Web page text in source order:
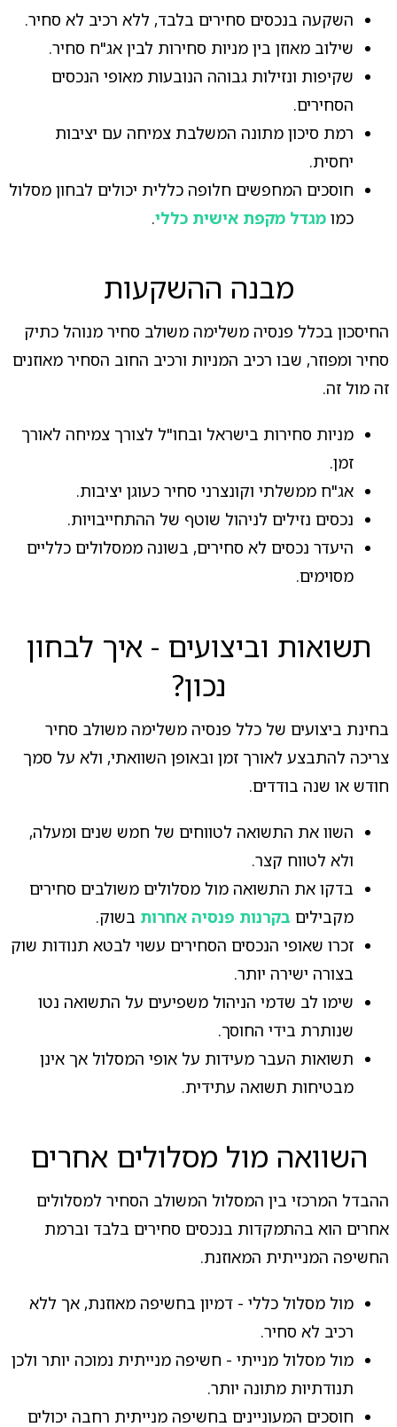
השקעה בנכסים סחירים בלבד, ללא רכיב לא סחיר.
שילוב מאוזן בין מניות סחירות לבין אג"ח סחיר.
שקיפות ונזילות גבוהה הנובעות מאופי הנכסים
הסחירים.
רמת סיכון מתונה המשלבת צמיחה עם יציבות
יחסית.
חוסכים המחפשים חלופה כללית יכולים לבחון מסלול
כמו מגדל מקפת אישית כללי.
מבנה ההשקעות
החיסכון בכלל פנסיה משלימה משולב סחיר מנוהל כתיק
סחיר ומפוזר, שבו רכיב המניות ורכיב החוב הסחיר מאוזנים
זה מול זה.
מניות סחירות בישראל ובחו"ל לצורך צמיחה לאורך
זמן.
אג"ח ממשלתי וקונצרני סחיר כעוגן יציבות.
נכסים נזילים לניהול שוטף של ההתחייבויות.
היעדר נכסים לא סחירים, בשונה ממסלולים כלליים
מסוימים.
תשואות וביצועים - איך לבחון
נכון?
בחינת ביצועים של כלל פנסיה משלימה משולב סחיר
צריכה להתבצע לאורך זמן ובאופן השוואתי, ולא על סמך
חודש או שנה בודדים.
השוו את התשואה לטווחים של חמש שנים ומעלה,
ולא לטווח קצר.
בדקו את התשואה מול מסלולים משולבים סחירים
מקבילים בקרנות פנסיה אחרות בשוק.
זכרו שאופי הנכסים הסחירים עשוי לבטא תנודות שוק
בצורה ישירה יותר.
שימו לב שדמי הניהול משפיעים על התשואה נטו
שנותרת בידי החוסך.
תשואות העבר מעידות על אופי המסלול אך אינן
מבטיחות תשואה עתידית.
השוואה מול מסלולים אחרים
ההבדל המרכזי בין המסלול המשולב הסחיר למסלולים
אחרים הוא בהתמקדות בנכסים סחירים בלבד וברמת
החשיפה המנייתית המאוזנת.
מול מסלול כללי - דמיון בחשיפה מאוזנת, אך ללא
רכיב לא סחיר.
מול מסלול מנייתי - חשיפה מנייתית נמוכה יותר ולכן
תנודתיות מתונה יותר.
חוסכים המעוניינים בחשיפה מנייתית רחבה יכולים